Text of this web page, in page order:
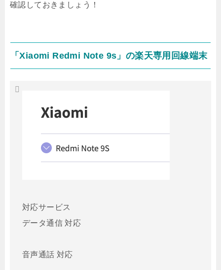
確認しておきましょう！
「Xiaomi Redmi Note 9s」の楽天専用回線端末
対応サービス
データ通信 対応
音声通話 対応